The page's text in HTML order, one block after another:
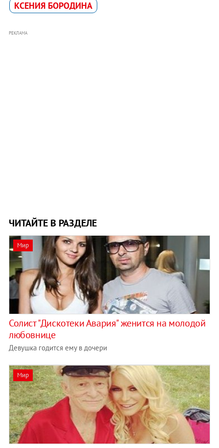
КСЕНИЯ БОРОДИНА
РЕКЛАМА
ЧИТАЙТЕ В РАЗДЕЛЕ
Мир
Солист "Дискотеки Авария" женится на молодой
любовнице
Девушка годится ему в дочери
Мир